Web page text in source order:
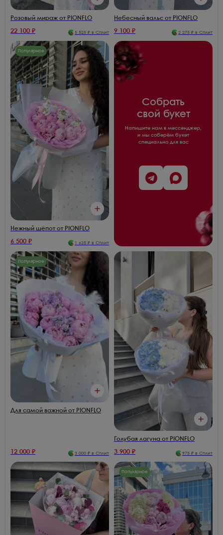
Розовый мираж от PIONFLO
22 100 ₽ 5 525 ₽ в Сплит
Небесный вальс от PIONFLO
9 100 ₽ 2 275 ₽ в Сплит
Популярное
Нежный шёпот от PIONFLO
6 500 ₽ 1 625 ₽ в Сплит
Собрать
свой букет
Напишите нам в мессенджер,
и мы соберём букет
специально для вас
Популярное
Для самой важной от PIONFLO
12 000 ₽ 3 000 ₽ в Сплит
Голубая лагуна от PIONFLO
3 900 ₽ 975 ₽ в Сплит
Популярное